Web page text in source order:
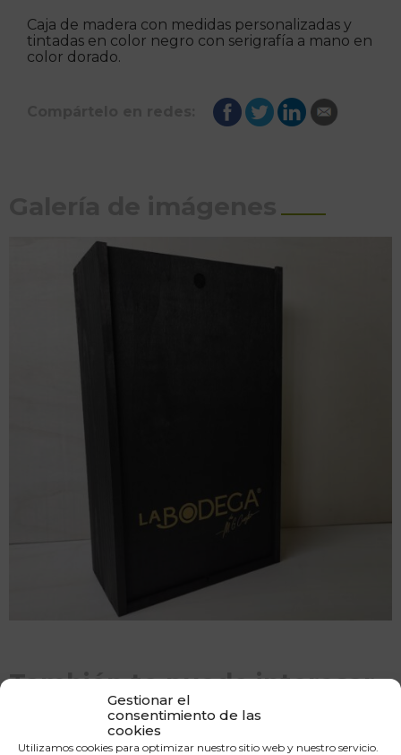
Gestionar el
consentimiento de las
cookies
Utilizamos cookies para optimizar nuestro sitio web y nuestro servicio.
Caja de madera con medidas personalizadas y
tintadas en color negro con serigrafía a mano en
color dorado.
También te puede interesar
Aún no hemos publicado trabajos relacionados